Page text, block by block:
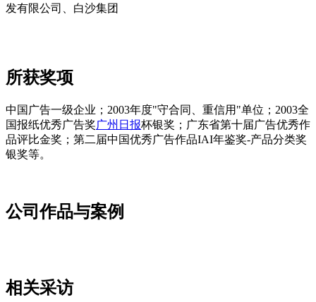
发有限公司、白沙集团
所获奖项
中国广告一级企业；2003年度"守合同、重信用"单位；2003全
国报纸优秀广告奖广州日报杯银奖；广东省第十届广告优秀作
品评比金奖；第二届中国优秀广告作品IAI年鉴奖-产品分类奖
银奖等。
公司作品与案例
相关采访